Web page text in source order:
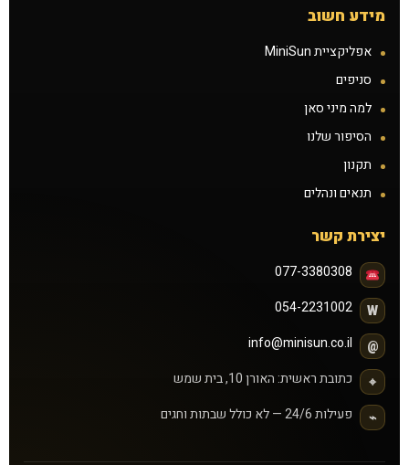
מידע חשוב
אפליקציית MiniSun
סניפים
למה מיני סאן
הסיפור שלנו
תקנון
תנאים ונהלים
יצירת קשר
077-3380308
W
054-2231002
@
info@minisun.co.il
⌖ כתובת ראשית: האורן 10, בית שמש
⌁ פעילות 24/6 — לא כולל שבתות וחגים